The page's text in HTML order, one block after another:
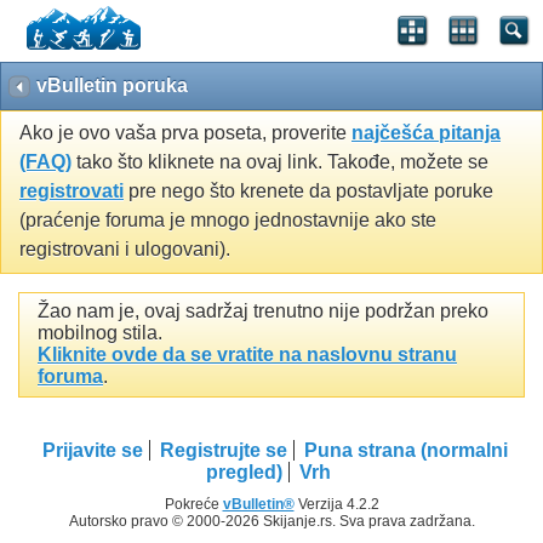
vBulletin poruka
Ako je ovo vaša prva poseta, proverite najčešća pitanja
(FAQ) tako što kliknete na ovaj link. Takođe, možete se
registrovati pre nego što krenete da postavljate poruke
(praćenje foruma je mnogo jednostavnije ako ste
registrovani i ulogovani).
Žao nam je, ovaj sadržaj trenutno nije podržan preko
mobilnog stila.
Kliknite ovde da se vratite na naslovnu stranu
foruma.
Prijavite se Registrujte se
Puna strana (normalni
pregled)
Vrh
Pokreće vBulletin®Verzija 4.2.2
Autorsko pravo © 2000-2026 Skijanje.rs. Sva prava zadržana.